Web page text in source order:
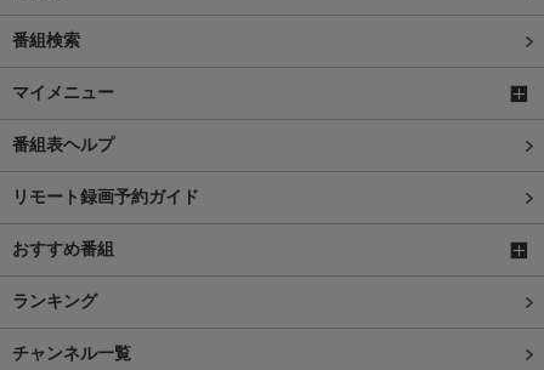
番組検索
マイメニュー
番組表ヘルプ
リモート録画予約ガイド
おすすめ番組
ランキング
チャンネル一覧